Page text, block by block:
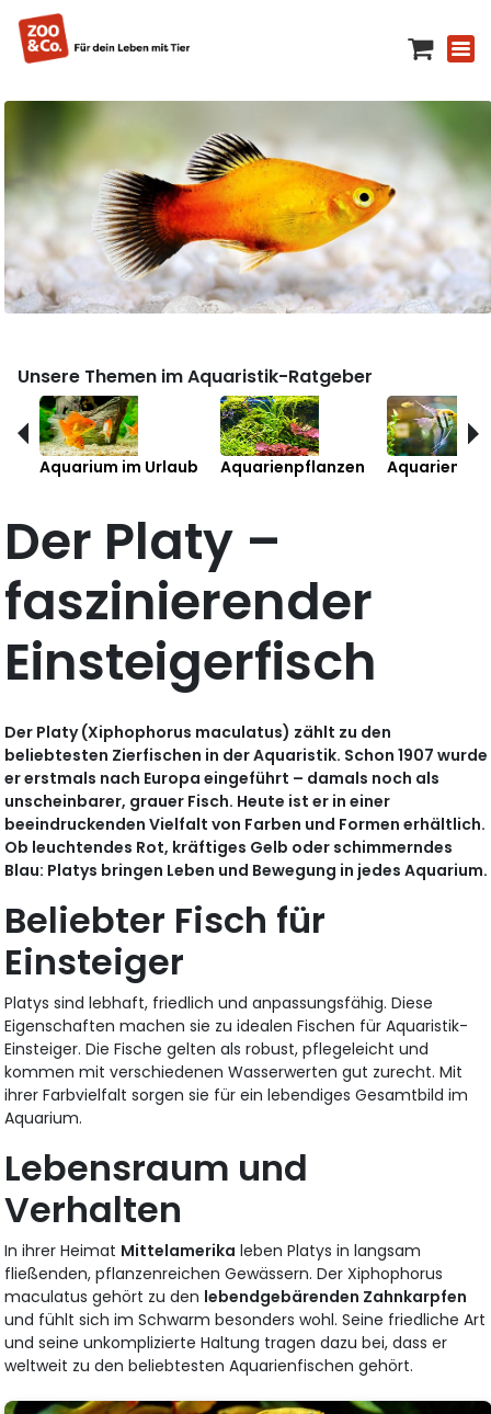
Unsere Themen im Aquaristik-Ratgeber
Aquarium im Urlaub Aquarienpflanzen
Der Platy –
faszinierender
Einsteigerfisch
Der Platy (Xiphophorus maculatus) zählt zu den
beliebtesten Zierfischen in der Aquaristik. Schon 1907 wurde
er erstmals nach Europa eingeführt – damals noch als
unscheinbarer, grauer Fisch. Heute ist er in einer
beeindruckenden Vielfalt von Farben und Formen erhältlich.
Ob leuchtendes Rot, kräftiges Gelb oder schimmerndes
Blau: Platys bringen Leben und Bewegung in jedes Aquarium.
Beliebter Fisch für
Einsteiger
Platys sind lebhaft, friedlich und anpassungsfähig. Diese
Eigenschaften machen sie zu idealen Fischen für Aquaristik-
Einsteiger. Die Fische gelten als robust, pflegeleicht und
kommen mit verschiedenen Wasserwerten gut zurecht. Mit
ihrer Farbvielfalt sorgen sie für ein lebendiges Gesamtbild im
Aquarium.
Lebensraum und
Verhalten
In ihrer Heimat Mittelamerika leben Platys in langsam
fließenden, pflanzenreichen Gewässern. Der Xiphophorus
maculatus gehört zu den lebendgebärenden Zahnkarpfen
und fühlt sich im Schwarm besonders wohl. Seine friedliche Art
und seine unkomplizierte Haltung tragen dazu bei, dass er
weltweit zu den beliebtesten Aquarienfischen gehört.